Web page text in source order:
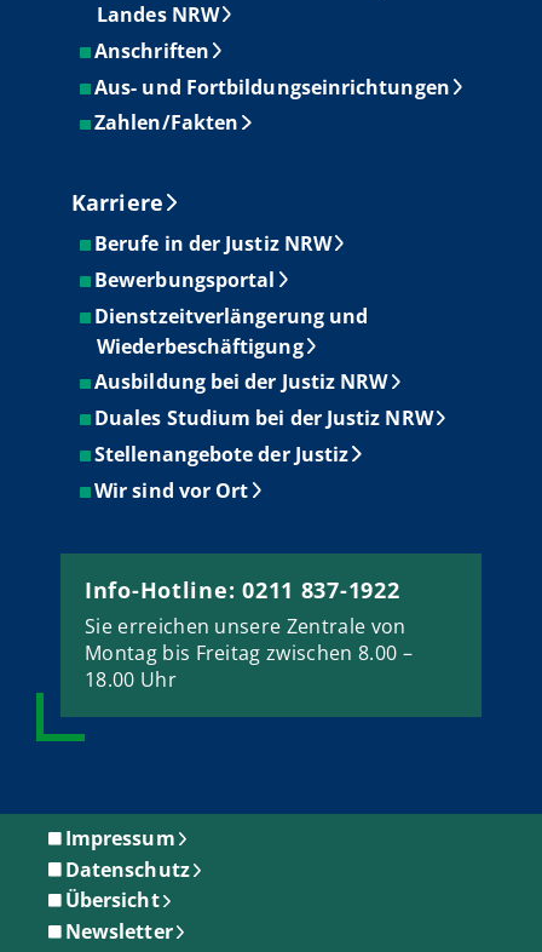
Landes NRW
Anschriften
Aus- und Fortbildungseinrichtungen
Zahlen/Fakten
Karriere
Berufe in der Justiz NRW
Bewerbungsportal
Dienstzeitverlängerung und
Wiederbeschäftigung
Ausbildung bei der Justiz NRW
Duales Studium bei der Justiz NRW
Stellenangebote der Justiz
Wir sind vor Ort
Info-Hotline: 0211 837-1922
Sie erreichen unsere Zentrale von
Montag bis Freitag zwischen 8.00 –
18.00 Uhr
Impressum
Datenschutz
Übersicht
Newsletter